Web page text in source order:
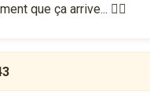
que ça arrive... 🤷‍♂️